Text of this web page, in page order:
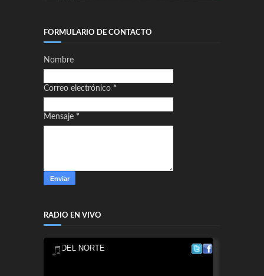
FORMULARIO DE CONTACTO
Nombre
Correo electrónico *
Mensaje *
RADIO EN VIVO